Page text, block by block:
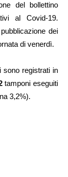
del bollettino
al Covid-19.
dei
di venerdì.
registrati in
tamponi eseguiti
3,2%).